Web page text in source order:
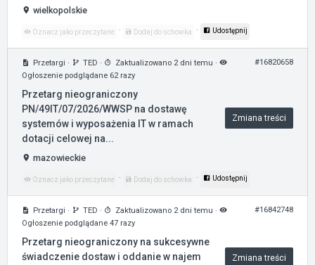
wielkopolskie
Oznacz jako przeczytane · Dodaj do schowka · Udostępnij
Przetargi · TED · Zaktualizowano 2 dni temu ·
Ogłoszenie podglądane 62 razy
#16820658
Przetarg nieograniczony
PN/49IT/07/2026/WWSP na dostawę
systemów i wyposażenia IT w ramach
dotacji celowej na...
Zmiana treści
mazowieckie
Oznacz jako przeczytane · Dodaj do schowka · Udostępnij
Przetargi · TED · Zaktualizowano 2 dni temu ·
Ogłoszenie podglądane 47 razy
#16842748
Przetarg nieograniczony na sukcesywne
świadczenie dostaw i oddanie w najem
Zmiana treści